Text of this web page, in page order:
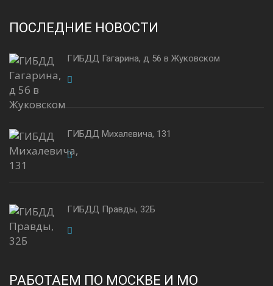
ПОСЛЕДНИЕ НОВОСТИ
ГИБДД Гагарина, д 56 в Жуковском
ГИБДД Михалевича, 131
ГИБДД Правды, 32Б
РАБОТАЕМ ПО МОСКВЕ И МО